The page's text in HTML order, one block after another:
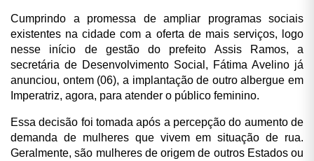
Cumprindo a promessa de ampliar programas sociais
existentes na cidade com a oferta de mais serviços, logo
nesse início de gestão do prefeito Assis Ramos, a
secretária de Desenvolvimento Social, Fátima Avelino já
anunciou, ontem (06), a implantação de outro albergue em
Imperatriz, agora, para atender o público feminino.
Essa decisão foi tomada após a percepção do aumento de
demanda de mulheres que vivem em situação de rua.
Geralmente, são mulheres de origem de outros Estados ou